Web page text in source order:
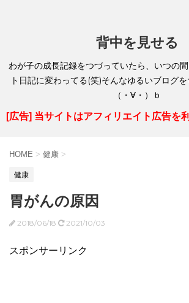
背中を見せる
わが子の成長記録をつづっていたら、いつの
ト日記に変わってる(笑)そんなゆるいブログ
（・∀・）ｂ
[広告] 当サイトはアフィリエイト広告を
HOME > 健康 >
健康
胃がんの原因
2018/06/18 2021/10/03
スポンサーリンク